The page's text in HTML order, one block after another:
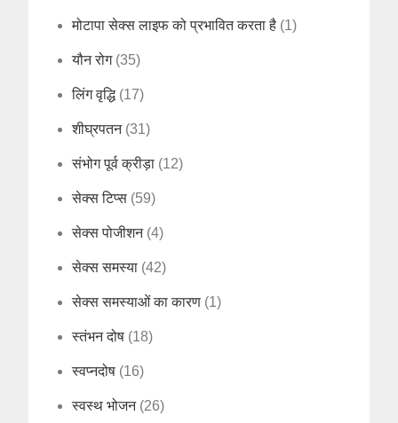
मोटापा सेक्स लाइफ को प्रभावित करता है (1)
यौन रोग(35)
लिंग वृद्धि(17)
शीघ्रपतन(31)
संभोग पूर्व क्रीड़ा (12)
सेक्स टिप्स (59)
सेक्स पोजीशन(4)
सेक्स समस्या (42)
सेक्स समस्याओं का कारण (1)
स्तंभन दोष (18)
स्वप्नदोष (16)
स्वस्थ भोजन(26)